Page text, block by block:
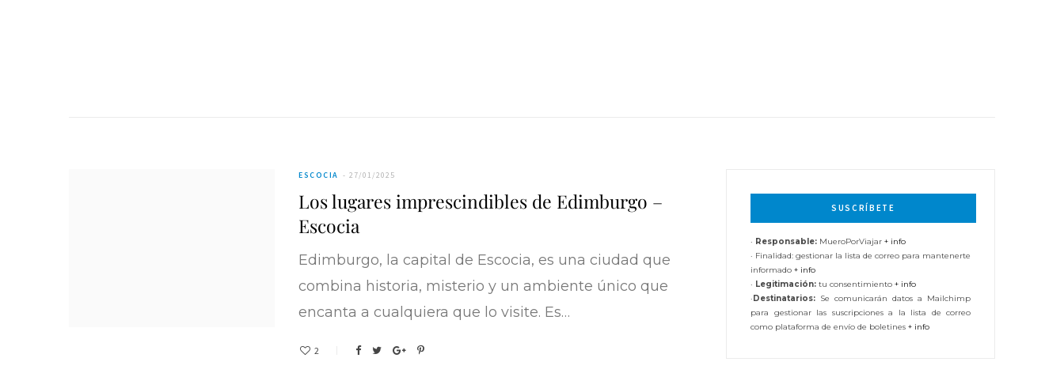
Vocabulario portugués básico para viajeros
16/01/2017
ESCOCIA 27/01/2025
Los lugares imprescindibles de Edimburgo –
Escocia
Edimburgo, la capital de Escocia, es una ciudad que
combina historia, misterio y un ambiente único que
encanta a cualquiera que lo visite. Es…
2
SUSCRÍBETE
· Responsable: MueroPorViajar + info
· Finalidad: gestionar la lista de correo para mantenerte
informado + info
· Legitimación: tu consentimiento + info
·Destinatarios: Se comunicarán datos a Mailchimp
para gestionar las suscripciones a la lista de correo
como plataforma de envío de boletines + info